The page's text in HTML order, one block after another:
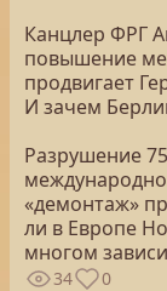
Канцлер ФРГ
повышение
продвигает
И зачем
Разрушение
«демонтаж»
ли в Европе
многом
34 0